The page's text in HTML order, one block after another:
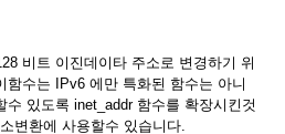
비트 이진데이타 주소로 변경하기 위
함수는 IPv6 에만 특화된 함수는 아니
있도록 inet_addr 함수를 확장시킨것
변환에 사용할수 있습니다.